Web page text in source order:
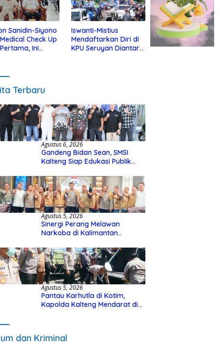
Sanidin-Siyono
Check Up
Ini
Iswanti-Mistius
Mendaftarkan Diri di
KPU Seruyan Diantar
Terbaru
Agustus 6, 2026
Gandeng Bidan Sean, SMSI
Kalteng Siap Edukasi Publik
Agustus 5, 2026
Sinergi Perang Melawan
Narkoba di Kalimantan
Kalteng Siapkan Deklarasi
Akbar
Agustus 5, 2026
Pantau Karhutla di Kotim,
Kapolda Kalteng Mendarat di
dan Kriminal